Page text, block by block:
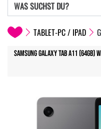
TABLET-PC / IPAD
Samsung Galaxy Tab A11 (64GB)